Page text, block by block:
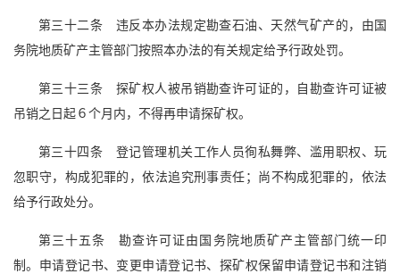
第三十二条 违反本办法规定勘查石油、天然气矿产的，由国
务院地质矿产主管部门按照本办法的有关规定给予行政处罚。
第三十三条 探矿权人被吊销勘查许可证的，自勘查许可证被
吊销之日起６个月内，不得再申请探矿权。
第三十四条 登记管理机关工作人员徇私舞弊、滥用职权、玩
忽职守，构成犯罪的，依法追究刑事责任；尚不构成犯罪的，依法
给予行政处分。
第三十五条 勘查许可证由国务院地质矿产主管部门统一印
制。申请登记书、变更申请登记书、探矿权保留申请登记书和注销